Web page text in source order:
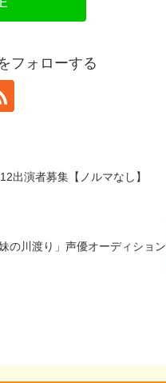
フォローする
出演者募集【ノルマなし】
の川渡り」声優オーディション